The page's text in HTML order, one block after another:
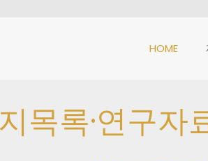
HOME
목록·연구자